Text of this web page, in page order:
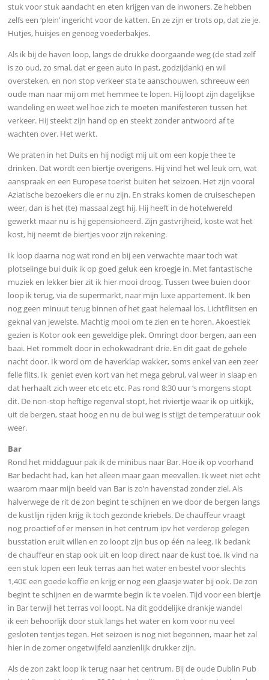
stuk voor stuk aandacht en eten krijgen van de inwoners. Ze hebben
zelfs een ‘plein’ ingericht voor de katten. En ze zijn er trots op, dat zie je.
Hutjes, huisjes en genoeg voederbakjes.
Als ik bij de haven loop, langs de drukke doorgaande weg (de stad zelf
is zo oud, zo smal, dat er geen auto in past, godzijdank) en wil
oversteken, en non stop verkeer sta te aanschouwen, schreeuw een
oude man naar mij om met hemmee te lopen. Hij loopt zijn dagelijkse
wandeling en weet wel hoe zich te moeten manifesteren tussen het
verkeer. Hij steekt zijn hand op en steekt zonder antwoord af te
wachten over. Het werkt.
We praten in het Duits en hij nodigt mij uit om een kopje thee te
drinken. Dat wordt een biertje overigens. Hij vind het wel leuk om, wat
aanspraak en een Europese toerist buiten het seizoen. Het zijn vooral
Aziatische bezoekers die er nu zijn. En straks komen de cruiseschepen
weer, dan is het (te) massaal zegt hij. Hij heeft in de hotelwereld
gewerkt maar nu is hij gepensioneerd. Zijn gastvrijheid, koste wat het
kost, hij neemt de biertjes voor zijn rekening.
Ik loop daarna nog wat rond en bij een verwachte maar toch wat
plotselinge bui duik ik op goed geluk een kroegje in. Met fantastische
muziek en lekker bier zit ik hier mooi droog. Tussen twee buien door
loop ik terug, via de supermarkt, naar mijn luxe appartement. Ik ben
nog geen minuut terug binnen of het gaat helemaal los. Lichtflitsen en
geknal van jewelste. Machtig mooi om te zien en te horen. Akoestiek
gezien is Kotor ook een geweldige plek. Omringt door bergen, aan een
baai. Het rommelt door in echokwadrant drie. En dit gaat de gehele
nacht door. Ik word om de haverklap wakker, soms enkel van een zeer
felle flits. Ik geniet even kort van het mega gebrul, val weer in slaap en
dat herhaalt zich weer etc etc etc. Pas rond 8:30 uur ‘s morgens stopt
dit. De non-stop heftige regenval stopt, het riviertje waar ik op uitkijk,
uit de bergen, staat hoog en nu de bui weg is stijgt de temperatuur ook
weer.
Bar
Rond het middaguur pak ik de minibus naar Bar. Hoe ik op voorhand
Bar bedacht had, kan het alleen maar gaan meevallen. Ik weet niet echt
waarom maar mijn beeld van Bar is zo’n havenstad zonder ziel. Als
halverwege de rit de zon begint te schijnen en we door de bergen langs
de kustlijn rijden krijg ik toch gezonde kriebels. De chauffeur vraagt
nog proactief of er mensen in het centrum ipv het verderop gelegen
busstation eruit willen en zo loopt zijn bus op één na leeg. Ik bedank
de chauffeur en stap ook uit en loop direct naar de kust toe. Ik vind na
een stuk lopen een leuk terras aan het water en bestel voor slechts
1,40€ een goede koffie en krijg er nog een glaasje water bij ook. De zon
begint te schijnen en de warmte begin ik te voelen. Tijd voor een biertje
in Bar terwijl het terras vol loopt. Na dit goddelijke drankje wandel
ikeen behoorlijk door stuk langs het water en kom voor nu veel
gesloten tentjes tegen. Het seizoen is nog niet begonnen, maar het zal
hier in de zomer ongetwijfeld aanzienlijk drukker zijn.
Als de zon zakt loop ik terug naar het centrum. Bij de oude Dublin Pub